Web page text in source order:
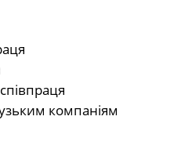
компаніям